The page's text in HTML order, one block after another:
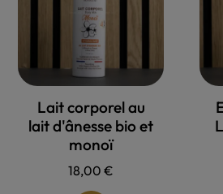
Allons voir !
Lait corporel au
lait d'ânesse bio et
monoï
18,00 €